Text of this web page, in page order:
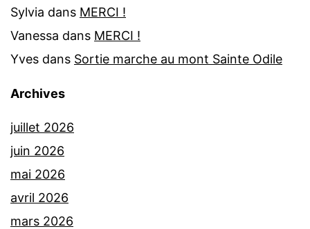
Sylvia dans MERCI !
Vanessa dans MERCI !
Yves dans Sortie marche au mont Sainte Odile
Archives
juillet 2026
juin 2026
mai 2026
avril 2026
mars 2026